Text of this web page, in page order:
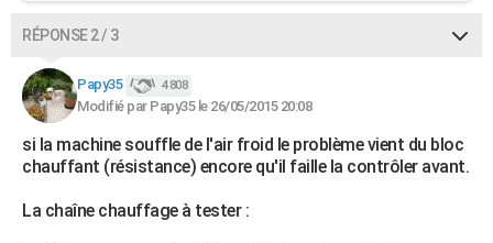
RÉPONSE 2 / 3
Papy35 4 808
Modifié par Papy35 le 26/05/2015 20:08
si la machine souffle de l'air froid le problème vient du bloc
chauffant (résistance) encore qu'il faille la contrôler avant.
La chaîne chauffage à tester :